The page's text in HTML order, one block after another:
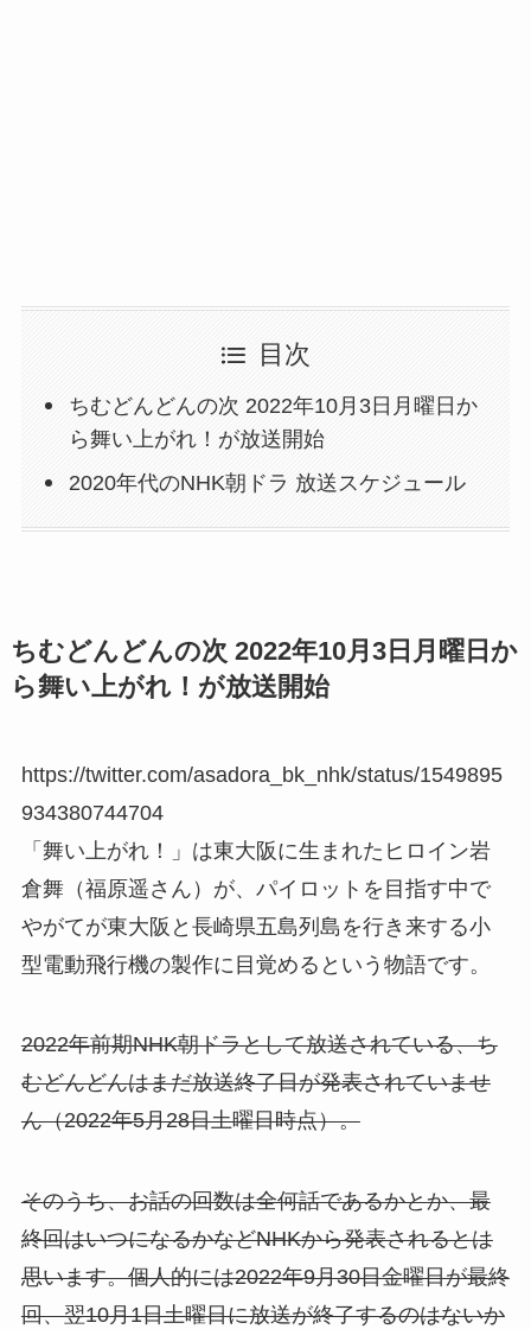
目次
ちむどんどんの次 2022年10月3日月曜日か
ら舞い上がれ！が放送開始
2020年代のNHK朝ドラ 放送スケジュール
ちむどんどんの次 2022年10月3日月曜日か
ら舞い上がれ！が放送開始
https://twitter.com/asadora_bk_nhk/status/1549895
934380744704
「舞い上がれ！」は東大阪に生まれたヒロイン岩
倉舞（福原遥さん）が、パイロットを目指す中で
やがてが東大阪と長崎県五島列島を行き来する小
型電動飛行機の製作に目覚めるという物語です。
2022年前期NHK朝ドラとして放送されている、ち
むどんどんはまだ放送終了日が発表されていませ
ん（2022年5月28日土曜日時点）。
そのうち、お話の回数は全何話であるかとか、最
終回はいつになるかなどNHKから発表されるとは
思います。個人的には2022年9月30日金曜日が最終
回、翌10月1日土曜日に放送が終了するのはないか